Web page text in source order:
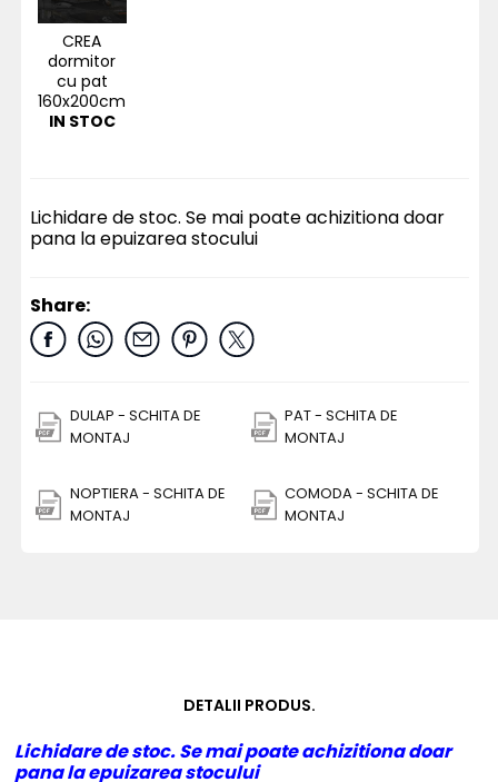
CREA
dormitor
cu pat
160x200cm
IN STOC
Lichidare de stoc. Se mai poate achizitiona doar
pana la epuizarea stocului
Share:
DULAP - SCHITA DE
MONTAJ
PAT - SCHITA DE
MONTAJ
NOPTIERA - SCHITA DE
MONTAJ
COMODA - SCHITA DE
MONTAJ
DETALII PRODUS.
Lichidare de stoc. Se mai poate achizitiona doar
pana la epuizarea stocului